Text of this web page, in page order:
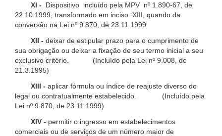
XI -
Dispositivo incluído pela MPV nº 1.890-67, de
22.10.1999, transformado em inciso XIII, quando da
conversão na Lei nº 9.870, de 23.11.1999
XII - deixar de estipular prazo para o cumprimento de
sua obrigação ou deixar a fixação de seu termo inicial a seu
exclusivo critério. (Incluído pela Lei nº 9.008, de
21.3.1995)
XIII - aplicar fórmula ou índice de reajuste diverso do
legal ou contratualmente estabelecido. (Incluído pela
Lei nº 9.870, de 23.11.1999)
XIV - permitir o ingresso em estabelecimentos
comerciais ou de serviços de um número maior de